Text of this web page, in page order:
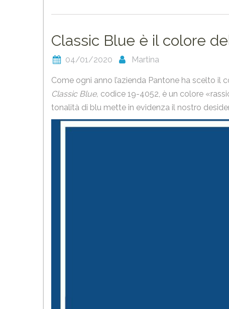
Classic Blue è il colore
04/01/2020 Martina
Come ogni anno l’azienda Pantone ha scelto
Classic Blue, codice 19-4052, è un colore
tonalità di blu mette in evidenza il nostro